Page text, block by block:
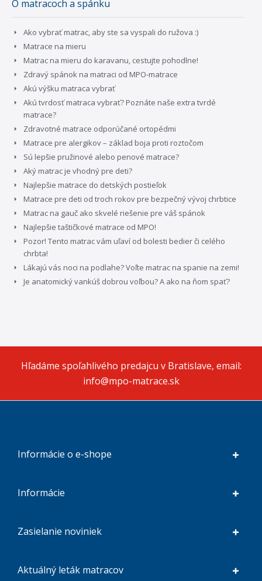
O matracoch a spánku
Ako vybrať matrac, aby ste sa vyspali do ružova :)
Matrace na mieru
Matrac na mieru do karavanu, cestujte pohodlne!
Zdravý spánok na matraci od MPO-matrace
Akú výšku matraca vybrať
Akú tvrdosť matraca vybrať? Poznáte naše extra tvrdé
matrace?
Zdravotné matrace odporúčané ortopédmi
Matrace pre alergikov – základ boja proti roztočom
Sú lepšie pružinové alebo penové matrace?
Aký matrac je vhodný pre deti?
Najlepšie matrace do detských postieľok
Matrace pre deti od troch rokov pre bezpečný vývoj chrbtice
Matrac na gauč ako skvelé riešenie pre váš spánok
Najlepšie taštičkové matrace od MPO!
Pozor! Tento matrac vám uľaví od bolesti bedier či celého
chrbta!
Lákajú vás noci na podlahe? Voľte matrac na spanie na zemi!
Je anatomický vankúš dobrou voľbou? A ako na ňom spať?
Hľadáme spoľahlivého predajcu v Bratislave, email:
info@mpo-matrace.sk
Informácie o e-shope
Informácie
Zasielanie noviniek
Aktuálný leták matracov